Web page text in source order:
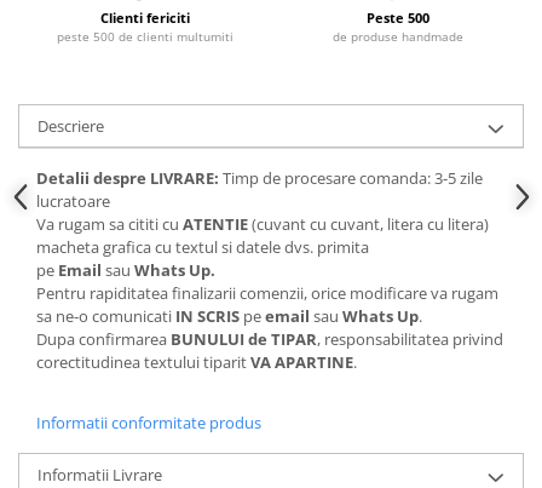
Clienti fericiti
peste 500 de clienti multumiti
Peste 500
de produse handmade
Descriere
Detalii despre LIVRARE: Timp de procesare comanda: 3-5 zile
lucratoare
Va rugam sa cititi cu ATENTIE(cuvant cu cuvant, litera cu litera)
macheta grafica cu textul si datele dvs. primita
pe Email sau Whats Up.
Pentru rapiditatea finalizarii comenzii, orice modificare va rugam
sa ne-o comunicati IN SCRIS peemail sau Whats Up.
Dupa confirmarea BUNULUI de TIPAR, responsabilitatea privind
corectitudinea textului tiparitVA APARTINE.
Informatii conformitate produs
Informatii Livrare